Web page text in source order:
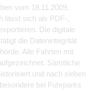
vom 18.11.2009,
lässt sich als PDF-,
Die digitale
die Datenintegrität
Alle Fahrten mit
Sämtliche
und nach sieben
bei Fuhrparks